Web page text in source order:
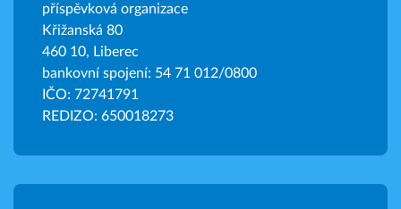
příspěvková organizace
Křižanská 80
460 10, Liberec
bankovní spojení: 54 71 012/0800
IČO: 72741791
REDIZO: 650018273